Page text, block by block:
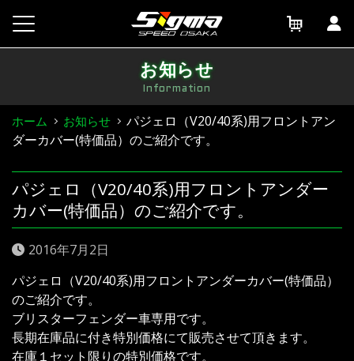
content
お知らせ
Information
ホーム お知らせ
パジェロ（V20/40系)用フロントアン
ダーカバー(特価品）のご紹介です。
パジェロ（V20/40系)用フロントアンダー
カバー(特価品）のご紹介です。
2016年7月2日
パジェロ（V20/40系)用フロントアンダーカバー(特価品）
のご紹介です。
ブリスターフェンダー車専用です。
長期在庫品に付き特別価格にて販売させて頂きます。
在庫１セット限りの特別価格です。